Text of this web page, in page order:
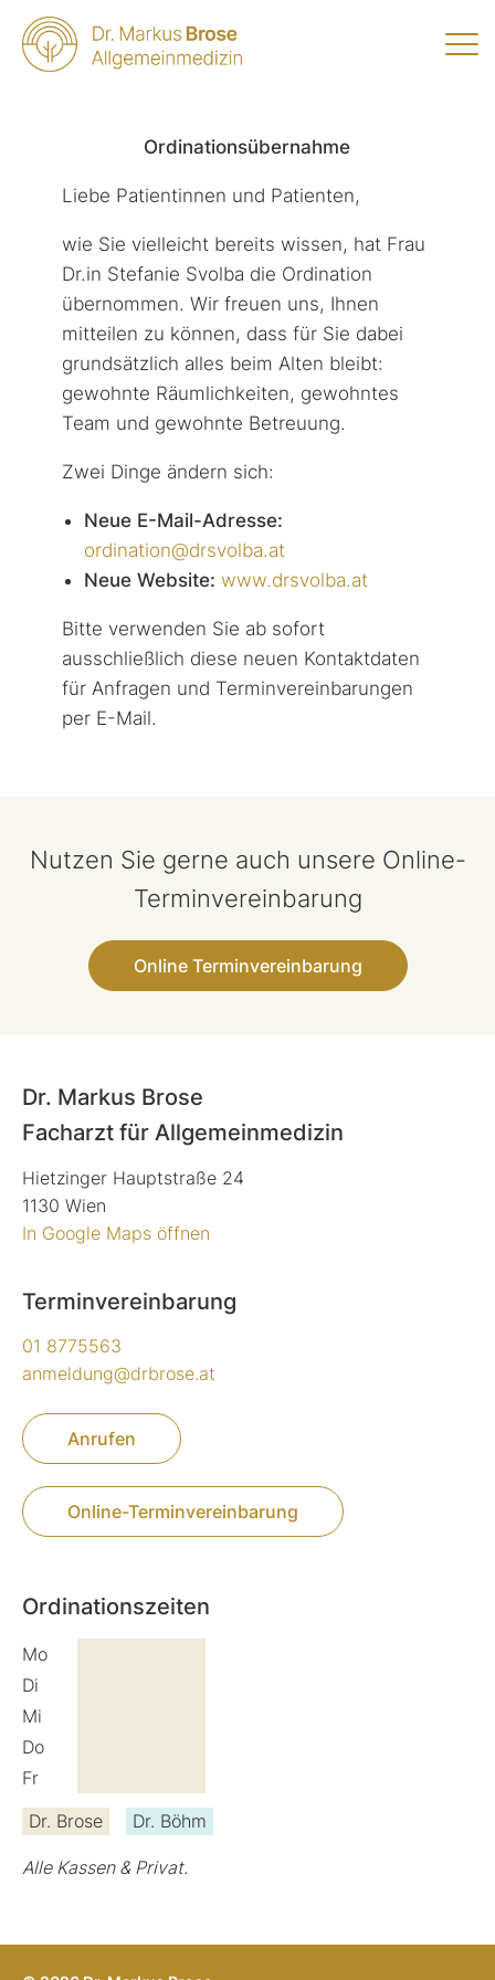
Ordinationsübernahme
Liebe Patientinnen und Patienten,
wie Sie vielleicht bereits wissen, hat Frau
Dr.in Stefanie Svolba die Ordination
übernommen. Wir freuen uns, Ihnen
mitteilen zu können, dass für Sie dabei
grundsätzlich alles beim Alten bleibt:
gewohnte Räumlichkeiten, gewohntes
Team und gewohnte Betreuung.
Zwei Dinge ändern sich:
Neue E-Mail-Adresse:
ordination@drsvolba.at
Neue Website: www.drsvolba.at
Bitte verwenden Sie ab sofort
ausschließlich diese neuen Kontaktdaten
für Anfragen und Terminvereinbarungen
per E-Mail.
Nutzen Sie gerne auch unsere Online-
Terminvereinbarung
Online Terminvereinbarung
Dr. Markus Brose
Facharzt für Allgemeinmedizin
Hietzinger Hauptstraße 24
1130 Wien
In Google Maps öffnen
Terminvereinbarung
01 8775563
anmeldung@drbrose.at
Anrufen
Online-Terminvereinbarung
Ordinationszeiten
Mo
Di
Mi
Do
Fr
Dr. Brose
Dr. Böhm
Alle Kassen & Privat.